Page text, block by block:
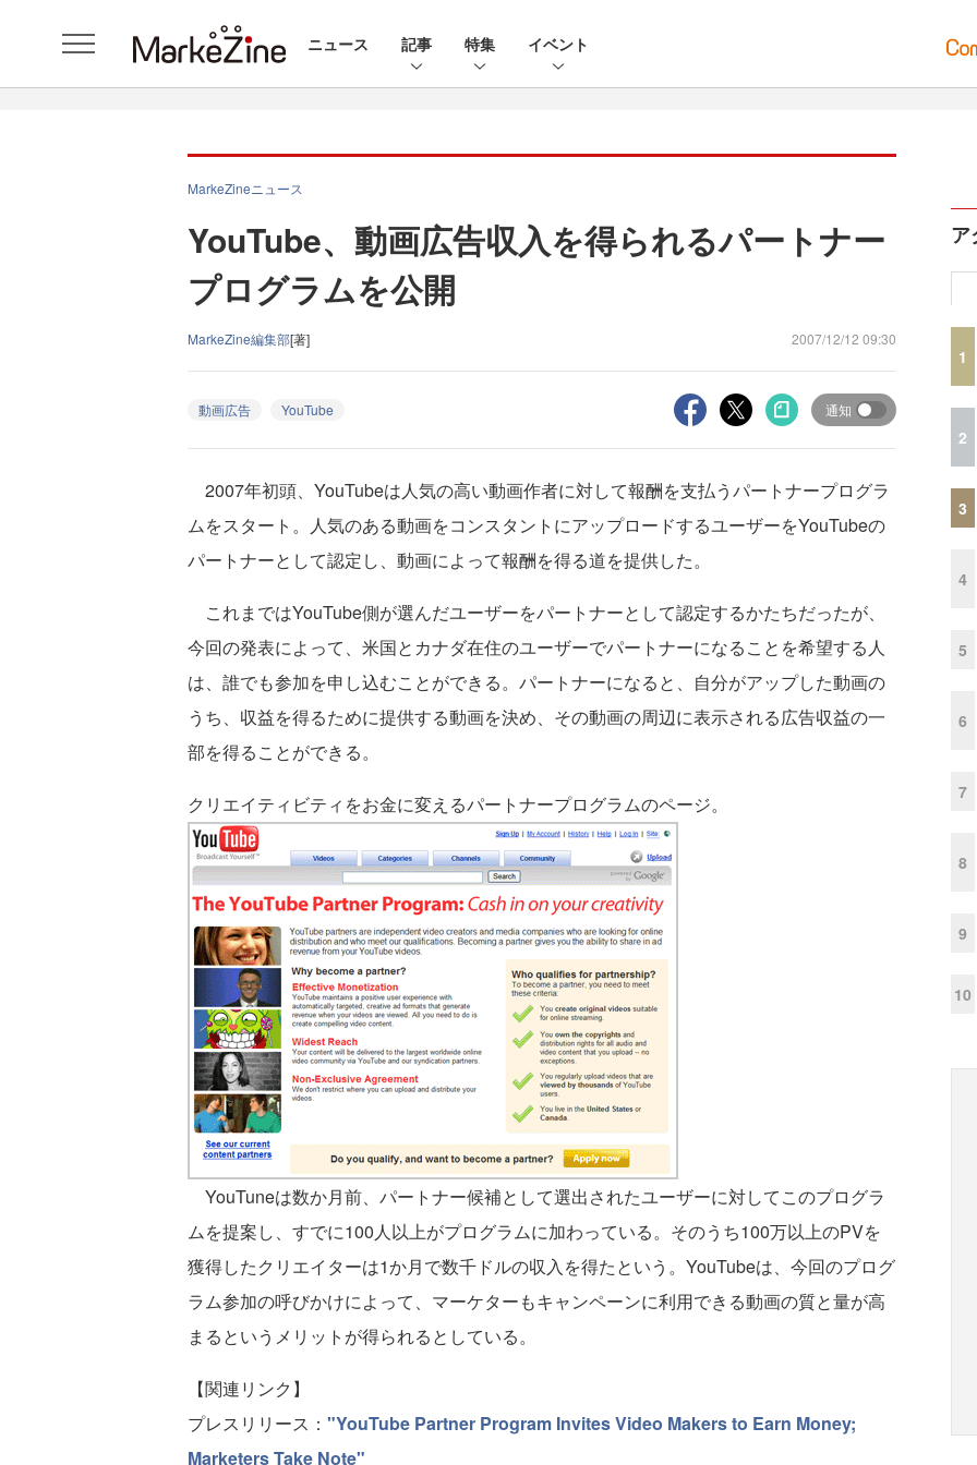
ニュース 記事 特集 イベント
MarkeZineニュース
YouTube、動画広告収入を得られるパートナー
プログラムを公開
MarkeZine編集部[著] 2007/12/12 09:30
動画広告 YouTube 通知
2007年初頭、YouTubeは人気の高い動画作者に対して報酬を支払うパートナープログラ
ムをスタート。人気のある動画をコンスタントにアップロードするユーザーをYouTubeの
パートナーとして認定し、動画によって報酬を得る道を提供した。
これまではYouTube側が選んだユーザーをパートナーとして認定するかたちだったが、
今回の発表によって、米国とカナダ在住のユーザーでパートナーになることを希望する人
は、誰でも参加を申し込むことができる。パートナーになると、自分がアップした動画の
うち、収益を得るために提供する動画を決め、その動画の周辺に表示される広告収益の一
部を得ることができる。
クリエイティビティをお金に変えるパートナープログラムのページ。
YouTuneは数か月前、パートナー候補として選出されたユーザーに対してこのプログラ
ムを提案し、すでに100人以上がプログラムに加わっている。そのうち100万以上のPVを
獲得したクリエイターは1か月で数千ドルの収入を得たという。YouTubeは、今回のプログ
ラム参加の呼びかけによって、マーケターもキャンペーンに利用できる動画の質と量が高
まるというメリットが得られるとしている。
【関連リンク】
プレスリリース： "YouTube Partner Program Invites Video Makers to Earn Money;
Marketers Take Note"
ア
1
2
3
4
5
6
7
8
9
10